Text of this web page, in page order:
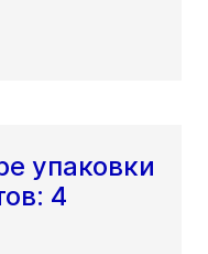
упаковки
4